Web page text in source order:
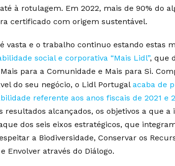
à rotulagem. Em 2022, mais de 90% do
certificado com origem sustentável.
vasta e o trabalho continuo estando estas
social e corporativa “Mais Lidl”, que
para a Comunidade e Mais para Si.
do seu negócio, o Lidl Portugal acaba de
referente aos anos fiscais de 2021 e
resultados alcançados, os objetivos a que a
dos seis eixos estratégicos, que
a Biodiversidade, Conservar os
Envolver através do Diálogo.